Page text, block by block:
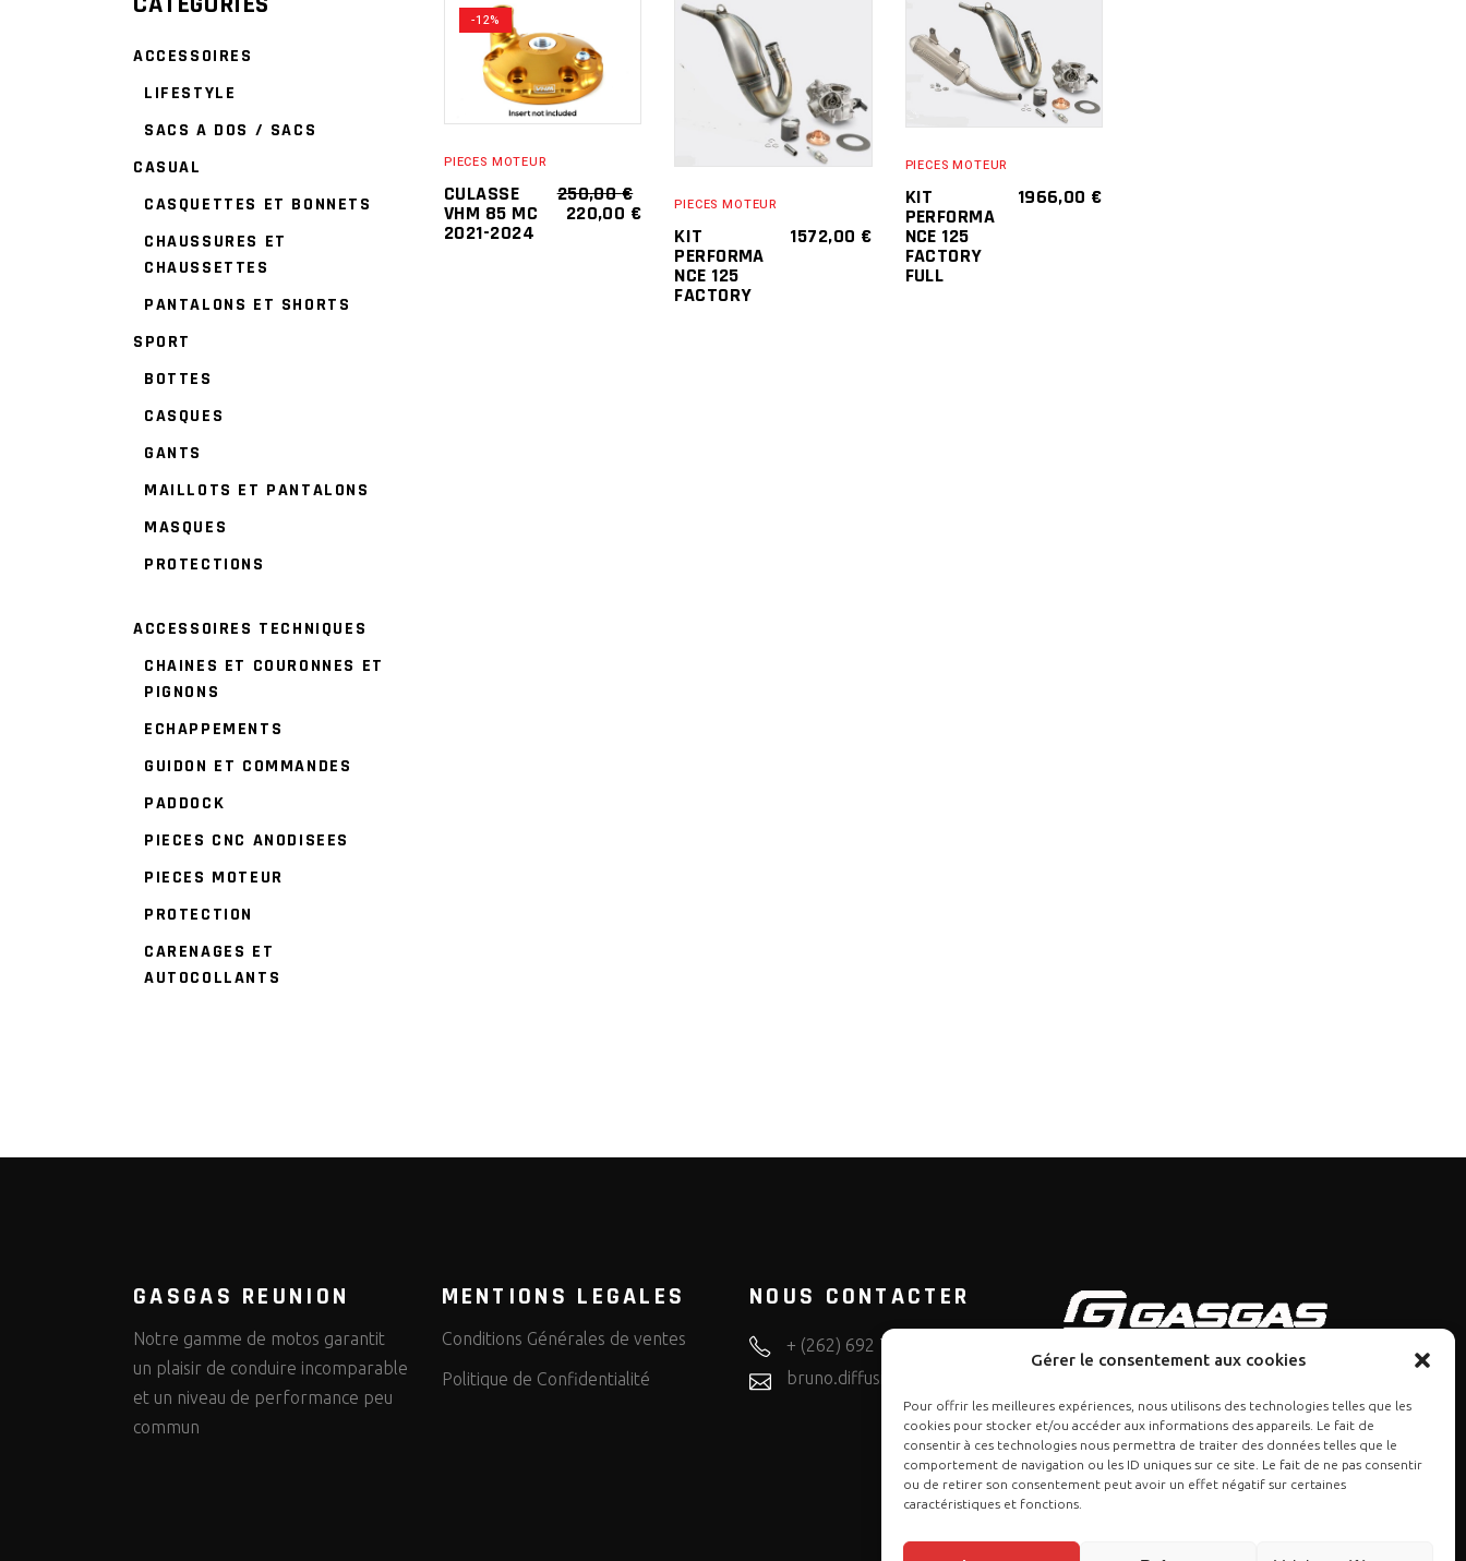
Gérer le consentement aux cookies
Pour offrir les meilleures expériences, nous utilisons des technologies telles que les
cookies pour stocker et/ou accéder aux informations des appareils. Le fait de
consentir à ces technologies nous permettra de traiter des données telles que le
comportement de navigation ou les ID uniques sur ce site. Le fait de ne pas consentir
ou de retirer son consentement peut avoir un effet négatif sur certaines
caractéristiques et fonctions.
-12%
ADD
CART
PIECES MOTEUR
CULASSE
VHM 85 MC
2021-2024
250,00€
ORIGINAL
220,00 €CURRENT
PRICE
220,00 €.
ADD
TO
CART
PIECES MOTEUR
KIT
PERFORMA
NCE 125
FACTORY
1572,00 €
ADD
TO
CART
PIECES MOTEUR
KIT
PERFORMA
NCE 125
FACTORY
FULL
1966,00 €
ACCESSOIRES
LIFESTYLE
SACS A DOS / SACS
CASUAL
CASQUETTES ET BONNETS
CHAUSSURES ET
CHAUSSETTES
PANTALONS ET SHORTS
SPORT
BOTTES
CASQUES
GANTS
MAILLOTS ET PANTALONS
MASQUES
PROTECTIONS
ACCESSOIRES TECHNIQUES
CHAINES ET COURONNES ET
PIGNONS
ECHAPPEMENTS
GUIDON ET COMMANDES
PADDOCK
PIECES CNC ANODISEES
PIECES MOTEUR
PROTECTION
CARENAGES ET
AUTOCOLLANTS
GASGAS REUNION
Notre gamme de motos garantit
un plaisir de conduire incomparable
et un niveau de performance peu
commun
MENTIONS LEGALES
Conditions Générales de ventes
Politique de Confidentialité
NOUS CONTACTER
+ (262) 692 72 50 57
bruno.diffusion.motos